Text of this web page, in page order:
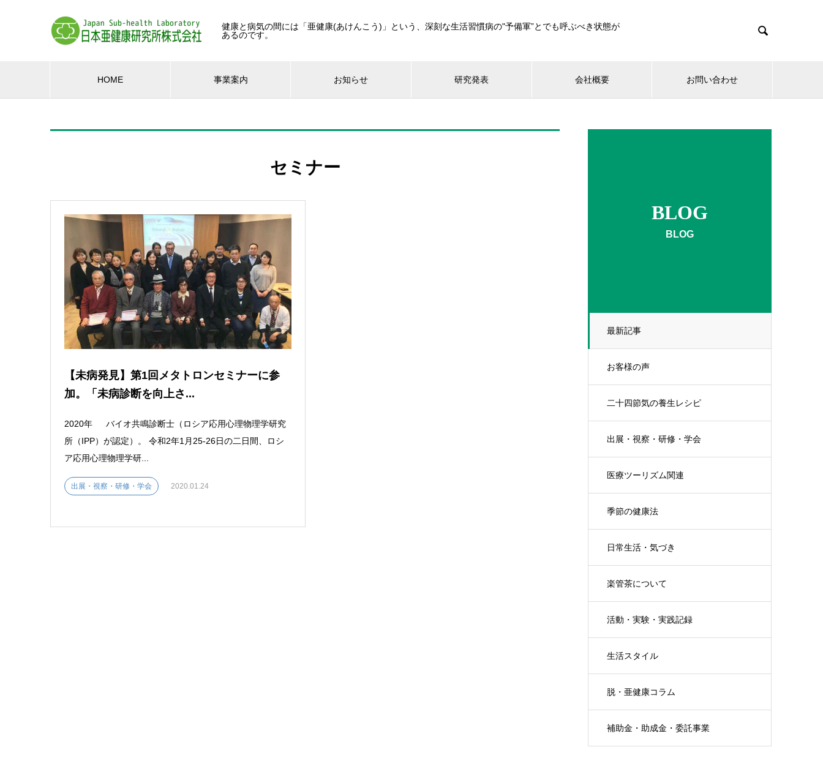
健康と病気の間には「亜健康(あけんこう)」という、深刻な生活習慣病の"予備軍”とでも呼ぶべき状態が
あるのです。

HOME 事業案内 お知らせ 研究発表 会社概要 お問い合わせ
BLOG
BLOG
最新記事
お客様の声
二十四節気の養生レシピ
出展・視察・研修・学会
医療ツーリズム関連
季節の健康法
日常生活・気づき
楽管茶について
活動・実験・実践記録
生活スタイル
脱・亜健康コラム
補助金・助成金・委託事業
セミナー
【未病発見】第1回メタトロンセミナーに参
加。「未病診断を向上さ...
2020年 バイオ共鳴診断士（ロシア応用心理物理学研究
所（IPP）が認定）。 令和2年1月25-26日の二日間、ロシ
ア応用心理物理学研...
出展・視察・研修・学会 2020.01.24